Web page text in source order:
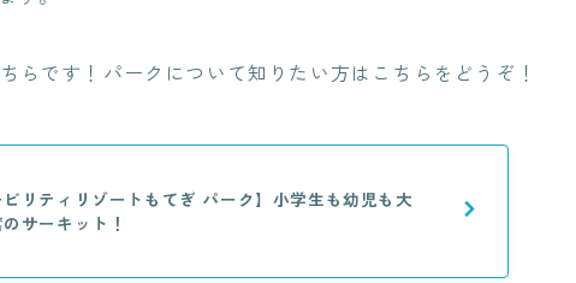
らです！パークについて知りたい方はこちらをどうぞ！
ビリティリゾートもてぎ パーク】小学生も幼児も大
サーキット！